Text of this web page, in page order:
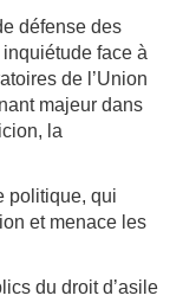
défense des
face à
de l’Union
majeur dans
la
politique, qui
et menace les
du droit d’asile